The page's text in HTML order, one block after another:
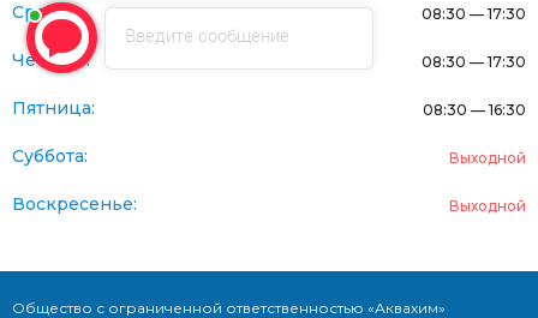
Среда: 08:30 — 17:30
Четверг: 08:30 — 17:30
Пятница: 08:30 — 16:30
Суббота: Выходной
Воскресенье: Выходной
Общество с ограниченной ответственностью «Аквахим»
Введите сообщение